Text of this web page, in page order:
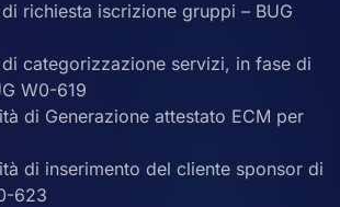
richiesta iscrizione gruppi – BUG
categorizzazione servizi, in fase di
W0-619
di Generazione attestato ECM per
di inserimento del cliente sponsor di
623